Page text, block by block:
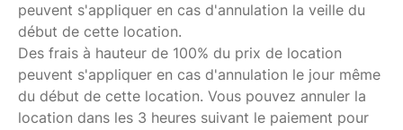
peuvent s'appliquer en cas d'annulation la veille du
début de cette location.
Des frais à hauteur de 100% du prix de location
peuvent s'appliquer en cas d'annulation le jour même
du début de cette location. Vous pouvez annuler la
location dans les 3 heures suivant le paiement pour